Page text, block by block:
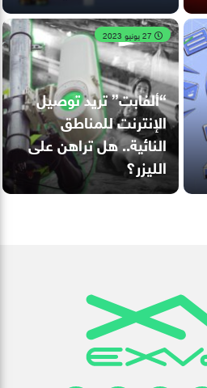
“ألفابت” تريد توصيل
الإنترنت للمناطق
النائية.. هل تراهن على
الليزر؟